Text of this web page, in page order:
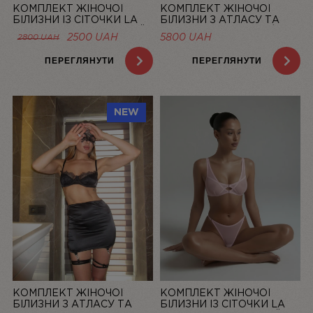
КОМПЛЕКТ ЖІНОЧОЇ
БІЛИЗНИ ІЗ СІТОЧКИ LA
DOLCE VITA ЛОСОСЕВИЙ |
LINIYA
2800UAH
ОРИГІНАЛЬНА
2800 UAH.
2500 UAHПОТОЧНА
ЦІНА:
2500 UAH.
ПЕРЕГЛЯНУТИ
КОМПЛЕКТ ЖІНОЧОЇ
БІЛИЗНИ З АТЛАСУ ТА
МЕРЕЖИВА “LA ROSÉE” ЗІ
СПІДНИЦЕЮ — LINIYA
5800 UAH
ПЕРЕГЛЯНУТИ
NEW
КОМПЛЕКТ ЖІНОЧОЇ
БІЛИЗНИ З АТЛАСУ ТА
КОМПЛЕКТ ЖІНОЧОЇ
БІЛИЗНИ ІЗ СІТОЧКИ LA